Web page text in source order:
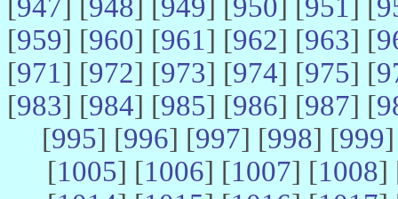
[947] [948] [949] [950] [951] [
[959] [960] [961] [962] [963] [
[971] [972] [973] [974] [975] [
[983] [984] [985] [986] [987] [
[995] [996] [997] [998] [999
[1005] [1006] [1007] [1008]